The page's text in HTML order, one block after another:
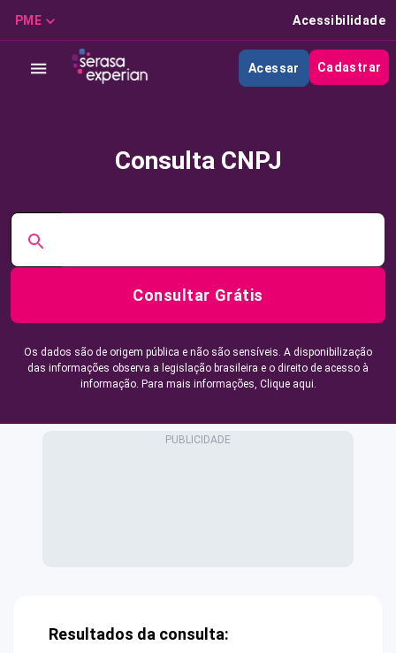
PME Acessibilidade
Acessar Cadastrar
Consulta CNPJ
Consultar Grátis
Os dados são de origem pública e não são sensíveis. A disponibilização
das informações observa a legislação brasileira e o direito de acesso à
informação. Para mais informações, Clique aqui.
Resultados da consulta: